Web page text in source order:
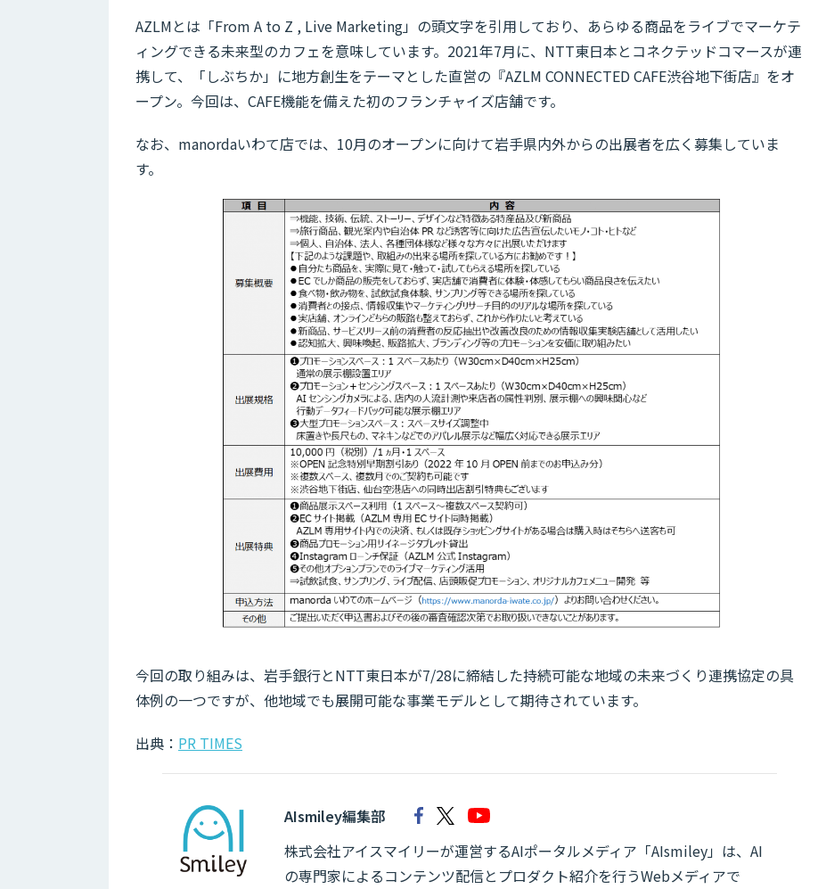
AZLMとは「From A to Z , Live Marketing」の頭文字を引用しており、あらゆる商品をライブでマーケテ
ィングできる未来型のカフェを意味しています。2021年7月に、NTT東日本とコネクテッドコマースが連
携して、「しぶちか」に地方創生をテーマとした直営の『AZLM CONNECTED CAFE渋谷地下街店』をオ
ープン。今回は、CAFE機能を備えた初のフランチャイズ店舗です。
なお、manordaいわて店では、10月のオープンに向けて岩手県内外からの出展者を広く募集していま
す。
今回の取り組みは、岩手銀行とNTT東日本が7/28に締結した持続可能な地域の未来づくり連携協定の具
体例の一つですが、他地域でも展開可能な事業モデルとして期待されています。
出典： PR TIMES
AIsmiley編集部
株式会社アイスマイリーが運営するAIポータルメディア「AIsmiley」は、AI
の専門家によるコンテンツ配信とプロダクト紹介を行うWebメディアで